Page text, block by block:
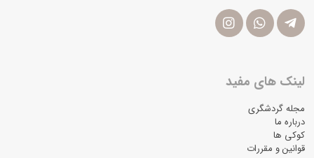
لینک های مفید
مجله گردشگری
درباره ما
کوکی ها
قوانین و مقررات